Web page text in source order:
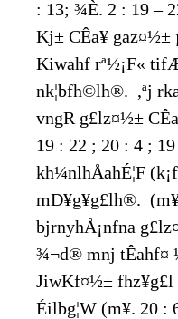
: 13; ¾È. 2 : 19 –
Kj± CÊa¥
Kiwahf rª½¡F«
nk¦bfh©lh®. ,ªj
vngR g£lz¤½±
19 : 22 ; 20 : 4 ;
kh¼nlhÅahÉ¦F
mD¥g¥g£lh®.
bjrnyhÅ¡nfna
¾¬d® mnj tÊahf¤
JiwKf¤½±
Éilbg¦W (m¥. 20